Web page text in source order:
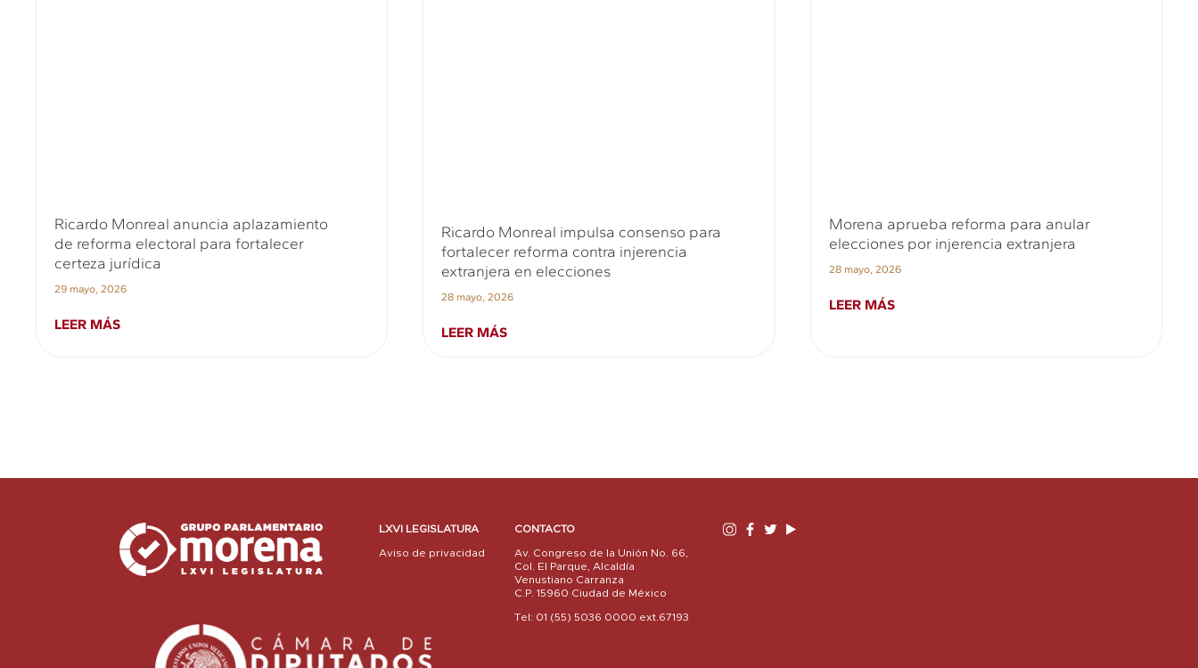
Ricardo Monreal anuncia aplazamiento
de reforma electoral para fortalecer
certeza jurídica
29 mayo, 2026
LEER MÁS
Ricardo Monreal impulsa consenso para
fortalecer reforma contra injerencia
extranjera en elecciones
28 mayo, 2026
LEER MÁS
Morena aprueba reforma para anular
elecciones por injerencia extranjera
28 mayo, 2026
LEER MÁS
LXVI LEGISLATURA
Aviso de privacidad
CONTACTO
Av. Congreso de la Unión No. 66,
Col. El Parque, Alcaldía
Venustiano Carranza
C.P. 15960 Ciudad de México
Tel: 01 (55) 5036 0000 ext.67193